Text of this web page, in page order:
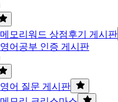
메모리워드 상점후기 게시판
영어공부 인증 게시판
영어 질문 게시판